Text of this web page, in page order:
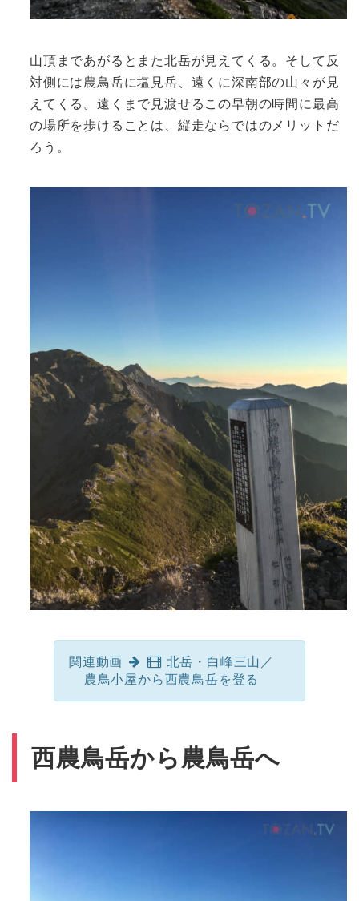
山頂まであがるとまた北岳が見えてくる。そして反
対側には農鳥岳に塩見岳、遠くに深南部の山々が見
えてくる。遠くまで見渡せるこの早朝の時間に最高
の場所を歩けることは、縦走ならではのメリットだ
ろう。
関連動画
北岳・白峰三山／
農鳥小屋から西農鳥岳を登る
西農鳥岳から農鳥岳へ